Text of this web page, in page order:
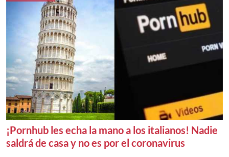
¡Pornhub les echa la mano a los italianos! Nadie
saldrá de casa y no es por el coronavirus